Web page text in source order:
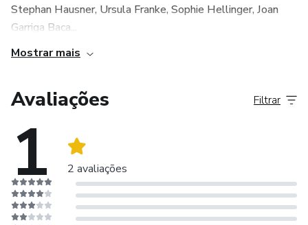
6. Certificado de conclusão: ao final da formação, o aluno
recebe um certificado de conclusão de curso do Instituto
um diferencial no currículo do aluno.
oportunidade de vivenciar a Constelação Familiar na prática,
em um ambiente supervisionado. Isso permite que o aluno
aplique o conhecimento teórico adquirido e desenvolva
suas habilidades práticas na área.
Stephan Hausner, Ursula Franke, Sophie Hellinger, Joan
Garriga Baca...
Mostrar mais
Avaliações
1 2 avaliações
Filtrar